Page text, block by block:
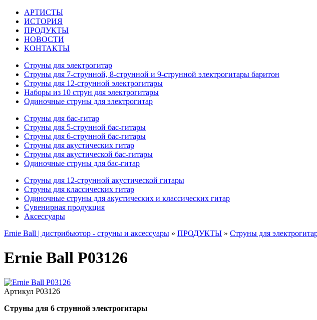
АРТИСТЫ
ИСТОРИЯ
ПРОДУКТЫ
НОВОСТИ
КОНТАКТЫ
Струны для электрогитар
Струны для 7-струнной, 8-струнной и 9-струнной электрогитары баритон
Струны для 12-струнной электрогитары
Наборы из 10 струн для электрогитары
Одиночные струны для электрогитар
Струны для бас-гитар
Струны для 5-струнной бас-гитары
Струны для 6-струнной бас-гитары
Струны для акустических гитар
Струны для акустической бас-гитары
Одиночные струны для бас-гитар
Струны для 12-струнной акустической гитары
Струны для классических гитар
Одиночные струны для акустических и классических гитар
Сувенирная продукция
Аксессуары
Ernie Ball | дистрибьютор - струны и аксессуары » ПРОДУКТЫ » Струны для
Ernie Ball P03126
Артикул P03126
Cтруны для 6 струнной электрогитары